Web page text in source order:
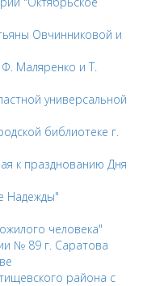
Овчинниковой и
Ф. Маляренко и Т.
универсальной
библиотеке г.
к празднованию Дня
Надежды"
человека"
№ 89 г. Саратова
района с